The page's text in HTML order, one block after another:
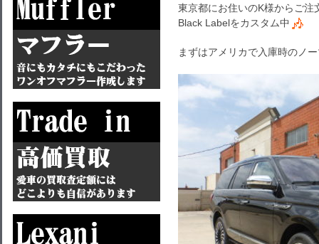
東京都にお住いのK様からご
Black Labelをカスタム中
まずはアメリカで入庫時のノ